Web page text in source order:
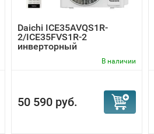
Daichi ICE35AVQS1R-
2/ICE35FVS1R-2
инверторный
В наличии
50 590 руб.